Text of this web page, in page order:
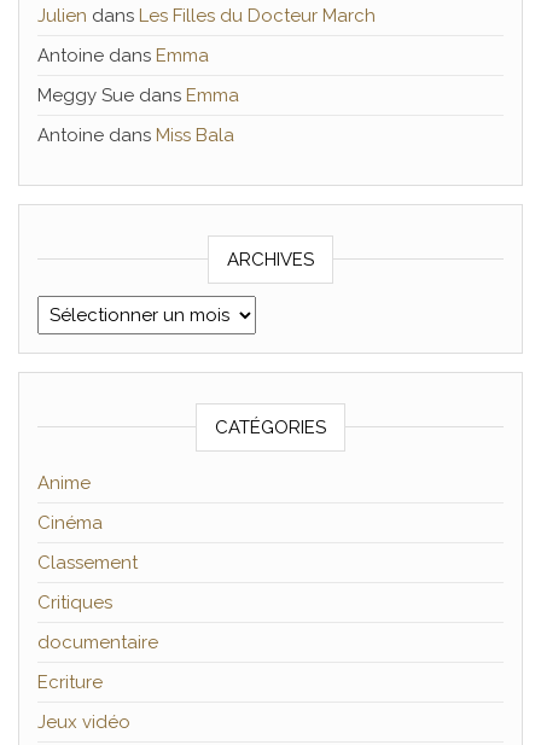
Julien dans Les Filles du Docteur March
Antoine dans Emma
Meggy Sue dans Emma
Antoine dans Miss Bala
ARCHIVES
Archives
CATÉGORIES
Anime
Cinéma
Classement
Critiques
documentaire
Ecriture
Jeux vidéo